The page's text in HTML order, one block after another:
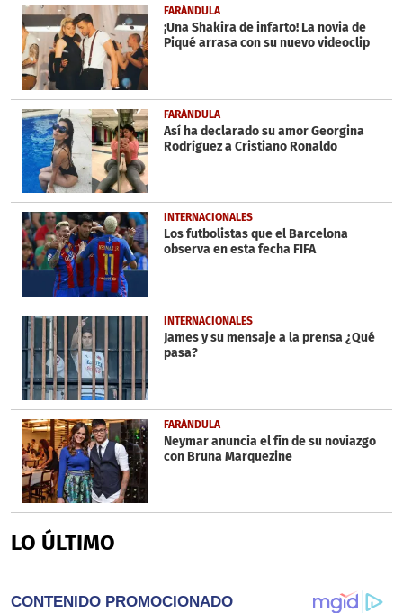
FARÁNDULA
¡Una Shakira de infarto! La novia de
Piqué arrasa con su nuevo videoclip
FARÁNDULA
Así ha declarado su amor Georgina
Rodríguez a Cristiano Ronaldo
INTERNACIONALES
Los futbolistas que el Barcelona
observa en esta fecha FIFA
INTERNACIONALES
James y su mensaje a la prensa ¿Qué
pasa?
FARÁNDULA
Neymar anuncia el fin de su noviazgo
con Bruna Marquezine
LO ÚLTIMO